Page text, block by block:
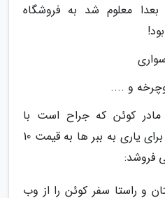
معلوم شد به فروشگاه
و ....
کوئن که جراح است با
دستان خود می بافد و برای یاری به ببر ها به قیمت 10
و راستا سفر کوئن را از وب